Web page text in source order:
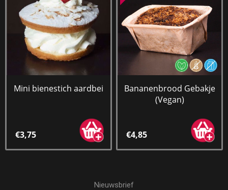
Mini bienestich aardbei
€3,75
Bananenbrood Gebakje
(Vegan)
€4,85
Nieuwsbrief